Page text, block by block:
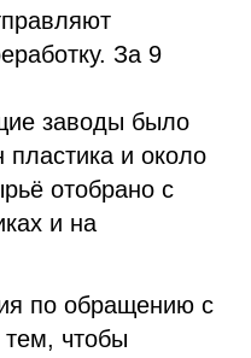
За 9
заводы было
пластика и около
отобрано с
и на
по обращению с
чтобы